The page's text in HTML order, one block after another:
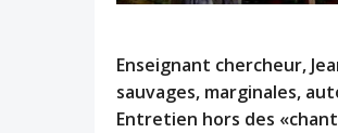
Enseignant chercheur,
sauvages, marginales,
Entretien hors des